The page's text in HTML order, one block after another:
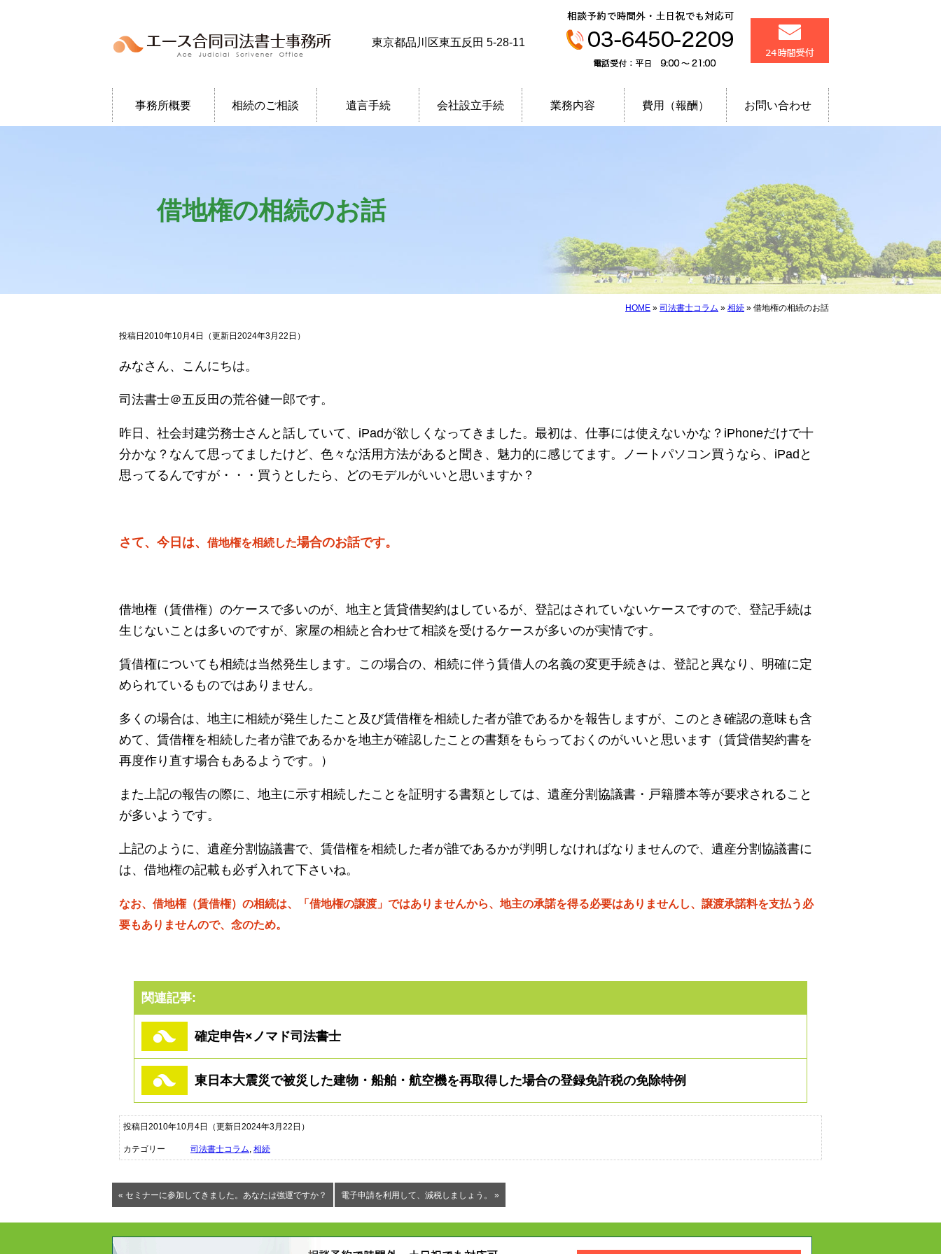
東京都品川区東五反田 5-28-11
事務所概要 相続のご相談 遺言手続 会社設立手続 業務内容 費用（報酬） お問い合わせ
借地権の相続のお話
HOME » 司法書士コラム » 相続 » 借地権の相続のお話
投稿日2010年10月4日 （更新日2024年3月22日）
みなさん、こんにちは。
司法書士＠五反田の荒谷健一郎です。
昨日、社会封建労務士さんと話していて、iPadが欲しくなってきました。最初は、仕事には使えないかな？iPhoneだけで十
分かな？なんて思ってましたけど、色々な活用方法があると聞き、魅力的に感じてます。ノートパソコン買うなら、iPadと
思ってるんですが・・・買うとしたら、どのモデルがいいと思いますか？
さて、今日は、 借地権を相続した場合のお話です。
借地権（賃借権）のケースで多いのが、地主と賃貸借契約はしているが、登記はされていないケースですので、登記手続は
生じないことは多いのですが、家屋の相続と合わせて相談を受けるケースが多いのが実情です。
賃借権についても相続は当然発生します。この場合の、相続に伴う賃借人の名義の変更手続きは、登記と異なり、明確に定
められているものではありません。
多くの場合は、地主に相続が発生したこと及び賃借権を相続した者が誰であるかを報告しますが、このとき確認の意味も含
めて、賃借権を相続した者が誰であるかを地主が確認したことの書類をもらっておくのがいいと思います（賃貸借契約書を
再度作り直す場合もあるようです。）
また上記の報告の際に、地主に示す相続したことを証明する書類としては、遺産分割協議書・戸籍謄本等が要求されること
が多いようです。
上記のように、遺産分割協議書で、賃借権を相続した者が誰であるかが判明しなければなりませんので、遺産分割協議書に
は、借地権の記載も必ず入れて下さいね。
なお、借地権（賃借権）の相続は、「借地権の譲渡」ではありませんから、地主の承諾を得る必要はありませんし、譲渡承諾料を支払う必
要もありませんので、念のため。
関連記事:
確定申告×ノマド司法書士
東日本大震災で被災した建物・船舶・航空機を再取得した場合の登録免許税の免除特例
投稿日2010年10月4日 （更新日2024年3月22日）
カテゴリー 司法書士コラム, 相続
« セミナーに参加してきました。あなたは強運ですか？ 電子申請を利用して、減税しましょう。 »